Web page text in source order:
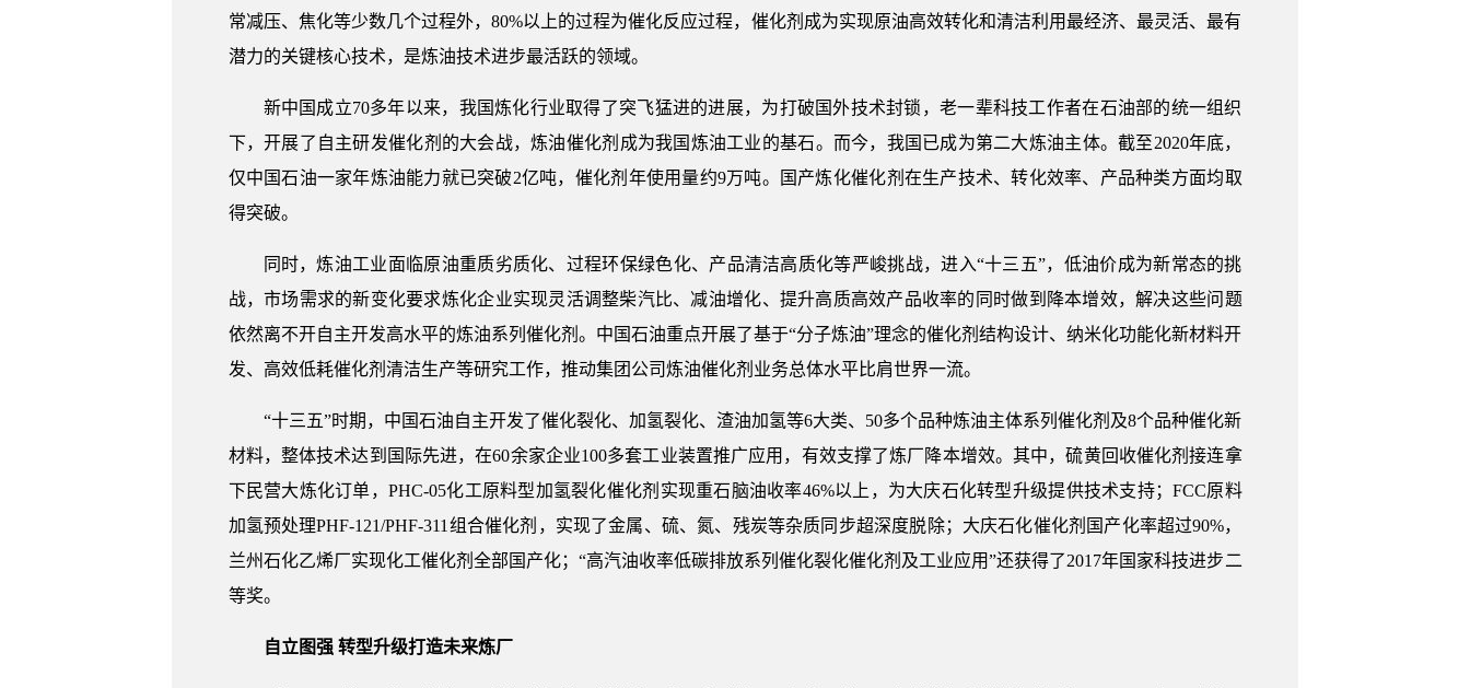
常减压、焦化等少数几个过程外，80%以上的过程为催化反应过程，催化剂成为实现原油高效转化和清洁利用最经济、最灵活、最有
潜力的关键核心技术，是炼油技术进步最活跃的领域。
新中国成立70多年以来，我国炼化行业取得了突飞猛进的进展，为打破国外技术封锁，老一辈科技工作者在石油部的统一组织
下，开展了自主研发催化剂的大会战，炼油催化剂成为我国炼油工业的基石。而今，我国已成为第二大炼油主体。截至2020年底，
仅中国石油一家年炼油能力就已突破2亿吨，催化剂年使用量约9万吨。国产炼化催化剂在生产技术、转化效率、产品种类方面均取
得突破。
同时，炼油工业面临原油重质劣质化、过程环保绿色化、产品清洁高质化等严峻挑战，进入“十三五”，低油价成为新常态的挑
战，市场需求的新变化要求炼化企业实现灵活调整柴汽比、减油增化、提升高质高效产品收率的同时做到降本增效，解决这些问题
依然离不开自主开发高水平的炼油系列催化剂。中国石油重点开展了基于“分子炼油”理念的催化剂结构设计、纳米化功能化新材料开
发、高效低耗催化剂清洁生产等研究工作，推动集团公司炼油催化剂业务总体水平比肩世界一流。
“十三五”时期，中国石油自主开发了催化裂化、加氢裂化、渣油加氢等6大类、50多个品种炼油主体系列催化剂及8个品种催化新
材料，整体技术达到国际先进，在60余家企业100多套工业装置推广应用，有效支撑了炼厂降本增效。其中，硫黄回收催化剂接连拿
下民营大炼化订单，PHC-05化工原料型加氢裂化催化剂实现重石脑油收率46%以上，为大庆石化转型升级提供技术支持；FCC原料
加氢预处理PHF-121/PHF-311组合催化剂，实现了金属、硫、氮、残炭等杂质同步超深度脱除；大庆石化催化剂国产化率超过90%，
兰州石化乙烯厂实现化工催化剂全部国产化；“高汽油收率低碳排放系列催化裂化催化剂及工业应用”还获得了2017年国家科技进步二
等奖。
自立图强 转型升级打造未来炼厂